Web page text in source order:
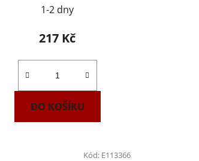
1-2 dny
217 Kč
DO KOŠÍKU
Kód: E113366